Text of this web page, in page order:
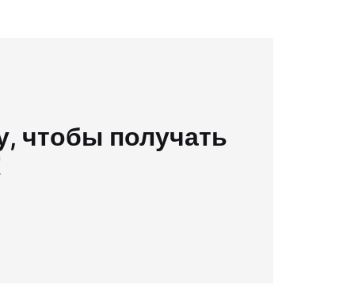
чтобы получать